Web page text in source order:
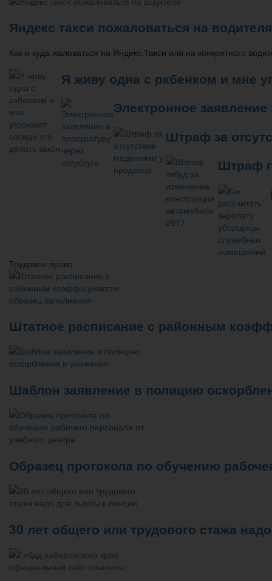
Яндекс такси пожаловаться на водителя
Как и куда жаловаться на Яндекс.Такси или на конкретного
Я живу одна с ркбенком и мне
Электронное заявление
Штраф за
Штраф
Трудовое право
Штатное расписание с районным
Шаблон заявление в полицию
Образец протокола по обучению
30 лет общего или трудового стажа